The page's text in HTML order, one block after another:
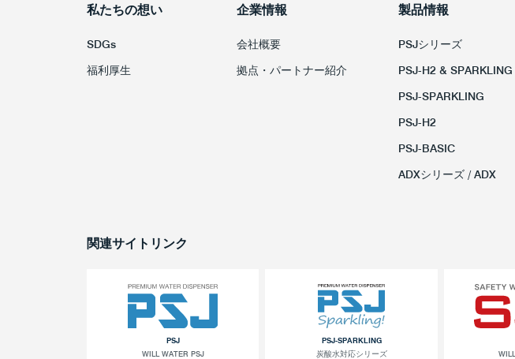
私たちの想い
SDGs
福利厚生
企業情報
会社概要
拠点・パートナー紹介
製品情報
PSJシリーズ
PSJ-H2 & SPARKLING
PSJ-SPARKLING
PSJ-H2
PSJ-BASIC
ADXシリーズ / ADX
関連サイトリンク
PSJ
WILL WATER PSJ
PSJ-SPARKLING
炭酸水対応シリーズ